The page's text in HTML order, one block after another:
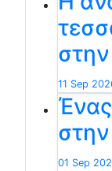
11 Sep
01 Sep